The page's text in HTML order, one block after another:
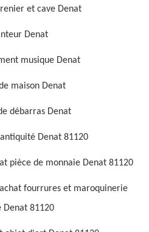
et cave Denat
Denat
musique Denat
maison Denat
débarras Denat
Denat 81120
pièce de monnaie Denat 81120
fourrures et maroquinerie
Denat 81120